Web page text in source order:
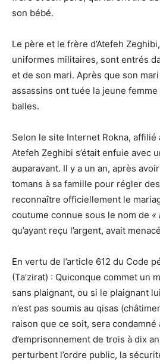
son bébé.
Le père et le frère d’Atefeh
uniformes militaires, sont entrés
et de son mari. Après que son
assassins ont tuée la jeune
balles.
Selon le site Internet Rokna, affilié
Atefeh Zeghibi s’était enfuie avec
auparavant. Il y a un an, après
tomans à sa famille pour régler
reconnaître officiellement le
coutume connue sous le nom de «
qu’ayant reçu l’argent, avait
En vertu de l’article 612 du Code
(Ta’zirat) : Quiconque commet un
sans plaignant, ou si le plaignant
n’est pas soumis au qisas
raison que ce soit, sera condamné
d’emprisonnement de trois à dix
perturbent l’ordre public, la